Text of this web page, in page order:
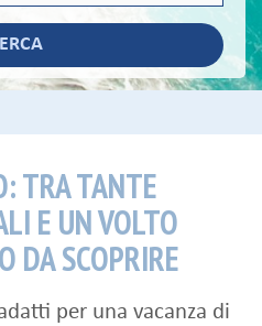
TRA TANTE
E UN VOLTO
DA SCOPRIRE
per una vacanza di